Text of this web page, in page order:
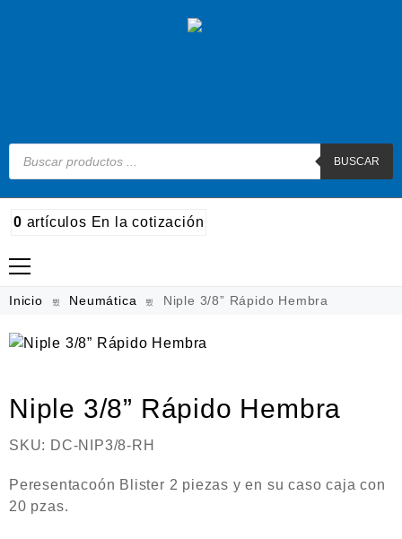
BUSCAR
0 artículos En la cotización
Madera
Neumática
Ferretería
Línea de productos Virutex
Inicio Neumática Niple 3/8” Rápido Hembra
Niple 3/8” Rápido Hembra
SKU: DC-NIP3/8-RH
Peresentacoón Blister 2 piezas y en su caso caja con
20 pzas.